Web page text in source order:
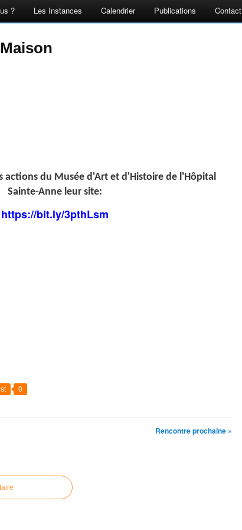
? Les Instances Calendrier Publications Contact
actions du Musée d'Art et d'Histoire de l'Hôpital
Sainte-Anne leur site:
https://bit.ly/3pthLsm
0
Rencontre prochaine »